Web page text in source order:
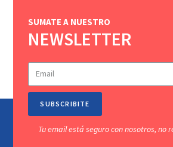
SUMATE A NUESTRO
NEWSLETTER
SUBSCRIBITE
Tu email está seguro con nosotros, no